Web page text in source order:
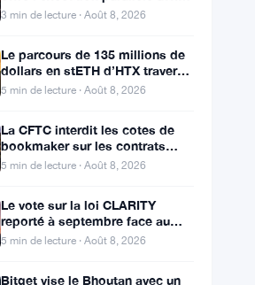
Le lancement du mainnet Fuel
développeurs d’Ethereum
3 min de lecture · Août 8, 2026
Le parcours de 135 millions de
des adresses Poloniex
5 min de lecture · Août 8, 2026